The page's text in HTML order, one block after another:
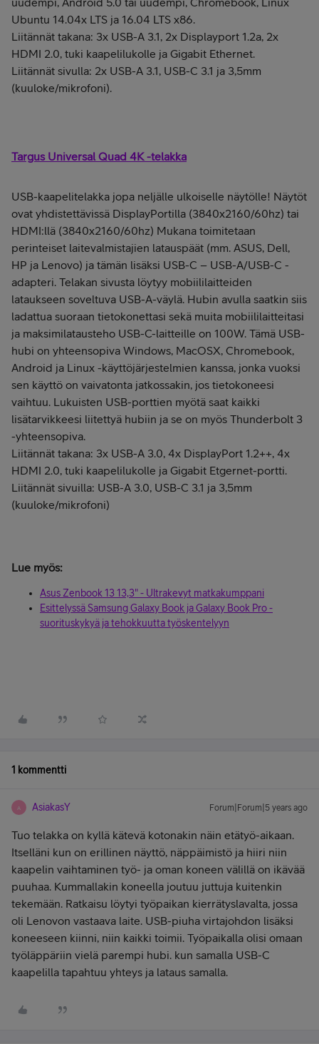
Ubuntu 14.04x LTS ja 16.04 LTS x86.
Liitännät takana: 3x USB-A 3.1, 2x Displayport 1.2a, 2x
HDMI 2.0, tuki kaapelilukolle ja Gigabit Ethernet.
Liitännät sivulla: 2x USB-A 3.1, USB-C 3.1 ja 3,5mm
(kuuloke/mikrofoni).
Targus Universal Quad 4K -telakka
USB-kaapelitelakka jopa neljälle ulkoiselle näytölle! Näytöt
ovat yhdistettävissä DisplayPortilla (3840x2160/60hz) tai
HDMI:llä (3840x2160/60hz) Mukana toimitetaan
perinteiset laitevalmistajien latauspäät (mm. ASUS, Dell,
HP ja Lenovo) ja tämän lisäksi USB-C – USB-A/USB-C -
adapteri. Telakan sivusta löytyy mobiililaitteiden
lataukseen soveltuva USB-A-väylä. Hubin avulla saatkin siis
ladattua suoraan tietokonettasi sekä muita mobiililaitteitasi
ja maksimilatausteho USB-C-laitteille on 100W. Tämä USB-
hubi on yhteensopiva Windows, MacOSX, Chromebook,
Android ja Linux -käyttöjärjestelmien kanssa, jonka vuoksi
sen käyttö on vaivatonta jatkossakin, jos tietokoneesi
vaihtuu. Lukuisten USB-porttien myötä saat kaikki
lisätarvikkeesi liitettyä hubiin ja se on myös Thunderbolt 3
-yhteensopiva.
Liitännät takana: 3x USB-A 3.0, 4x DisplayPort 1.2++, 4x
HDMI 2.0, tuki kaapelilukolle ja Gigabit Etgernet-portti.
Liitännät sivuilla: USB-A 3.0, USB-C 3.1 ja 3,5mm
(kuuloke/mikrofoni)
Lue myös:
Asus Zenbook 13 13,3" - Ultrakevyt matkakumppani
Esittelyssä Samsung Galaxy Book ja Galaxy Book Pro -
suorituskykyä ja tehokkuutta työskentelyyn
1 kommentti
A AsiakasY Forum|Forum|5 years ago
Tuo telakka on kyllä kätevä kotonakin näin etätyö-aikaan.
Itselläni kun on erillinen näyttö, näppäimistö ja hiiri niin
kaapelin vaihtaminen työ- ja oman koneen välillä on ikävää
puuhaa. Kummallakin koneella joutuu juttuja kuitenkin
tekemään. Ratkaisu löytyi työpaikan kierrätyslavalta, jossa
oli Lenovon vastaava laite. USB-piuha virtajohdon lisäksi
koneeseen kiinni, niin kaikki toimii. Työpaikalla olisi omaan
työläppäriin vielä parempi hubi. kun samalla USB-C
kaapelilla tapahtuu yhteys ja lataus samalla.